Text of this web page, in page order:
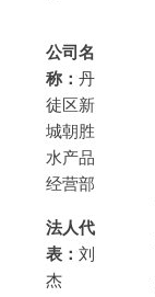
公司名
称： 丹
徒区新
城朝胜
水产品
经营部
法人代
表： 刘
杰